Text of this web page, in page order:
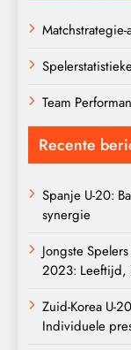
Matchstrategie-
Team
Recente
Spanje U-20:
synergie
Jongste
2023: Leeftijd,
Zuid-Korea U-
Individuele